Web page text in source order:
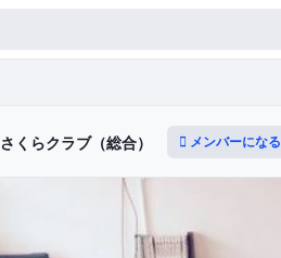
さくらクラブ（総合） メンバーになる